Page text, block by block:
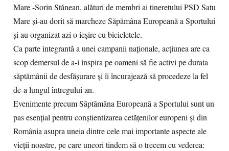
Mare -Sorin Stănean, alături de membri ai tineretului PSD Satu
Mare și-au dorit să marcheze Săpămâna Europeană a Sportului
și au organizat azi o ieșire cu bicicletele.
Ca parte integrantă a unei campanii naționale, acțiunea are ca
scop demersul de a-i inspira pe oameni să fie activi pe durata
săptămânii de desfășurare și îi încurajează să procedeze la fel
de-a lungul întregului an.
Evenimente precum Săptămâna Europeană a Sportului sunt un
pas esențial pentru conștientizarea cetățenilor europeni și din
România asupra uneia dintre cele mai importante aspecte ale
vieții noastre, pe care uneori tindem să o trecem cu vederea: